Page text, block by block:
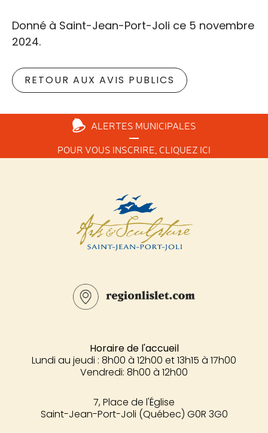
Donné à Saint-Jean-Port-Joli ce 5 novembre
2024.
RETOUR AUX AVIS PUBLICS
ALERTES MUNICIPALES
POUR VOUS INSCRIRE, CLIQUEZ ICI
Horaire de l'accueil
Lundi au jeudi : 8h00 à 12h00 et 13h15 à 17h00
Vendredi: 8h00 à 12h00
7, Place de l'Église
Saint-Jean-Port-Joli (Québec) G0R 3G0